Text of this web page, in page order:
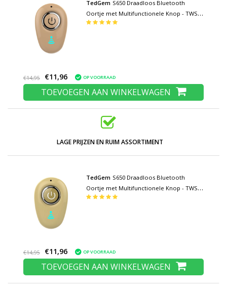
TedGem S650 Draadloos Bluetooth
Oortje met Multifunctionele Knop - TWS
Ear Wireless Bud Earphone Earbud
€14,95 €11,96 OP VOORRAAD
TOEVOEGEN AAN WINKELWAGEN
LAGE PRIJZEN EN RUIM ASSORTIMENT
TedGem S650 Draadloos Bluetooth
Oortje met Multifunctionele Knop - TWS
Ear Wireless Bud Earphone Earbud
€14,95 €11,96 OP VOORRAAD
TOEVOEGEN AAN WINKELWAGEN